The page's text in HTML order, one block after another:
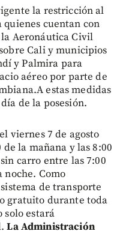
la restricción al
cuentan con
Aeronáutica Civil
Cali y municipios
y Palmira para
aéreo por parte de
estas medidas
de la posesión.
viernes 7 de agosto
la mañana y las 8:00
carro entre las 7:00
noche. Como
de transporte
gratuito durante toda
solo estará
La Administración